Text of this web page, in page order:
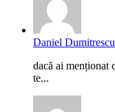
Daniel Dumitrescu
dacă ai menționat
te...